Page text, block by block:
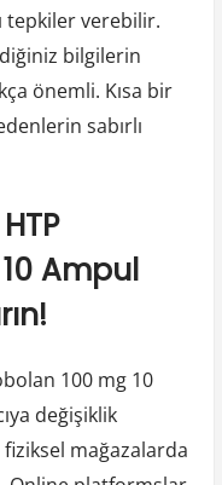
tepkiler verebilir.
bilgilerin
önemli. Kısa bir
sabırlı
Ampul
100 mg 10
değişiklik
mağazalarda